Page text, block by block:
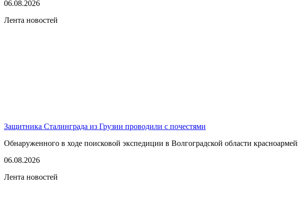
06.08.2026
Лента новостей
Защитника Сталинграда из Грузии проводили с почестями
Обнаруженного в ходе поисковой экспедиции в Волгоградской области
06.08.2026
Лента новостей